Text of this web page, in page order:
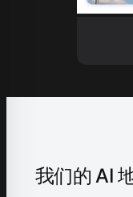
我们的 AI